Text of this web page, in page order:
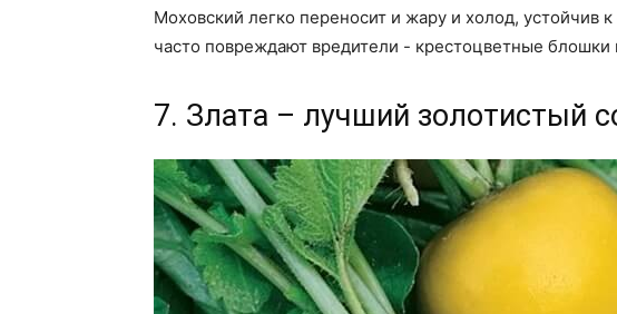
Моховский легко переносит и жару и холод, устойчив
часто повреждают вредители - крестоцветные блошки
7. Злата – лучший золотистый